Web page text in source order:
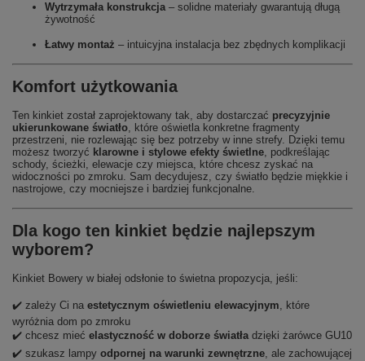
Wytrzymała konstrukcja– solidne materiały gwarantują długą
żywotność
Łatwy montaż – intuicyjna instalacja bez zbędnych komplikacji
Komfort użytkowania
Ten kinkiet został zaprojektowany tak, aby dostarczać precyzyjnie
ukierunkowane światło, które oświetla konkretne fragmenty
przestrzeni, nie rozlewając się bez potrzeby w inne strefy. Dzięki temu
możesz tworzyć klarowne i stylowe efekty świetlne, podkreślając
schody, ścieżki, elewacje czy miejsca, które chcesz zyskać na
widoczności po zmroku. Sam decydujesz, czy światło będzie miękkie i
nastrojowe, czy mocniejsze i bardziej funkcjonalne.
Dla kogo ten kinkiet będzie najlepszym
wyborem?
Kinkiet Bowery w białej odsłonie to świetna propozycja, jeśli:
✔️ zależy Ci na estetycznym oświetleniu elewacyjnym, które
wyróżnia dom po zmroku
✔️ chcesz mieć elastyczność w doborze światładzięki żarówce GU10
✔️ szukasz lampy odpornej na warunki zewnętrzne, ale zachowującej